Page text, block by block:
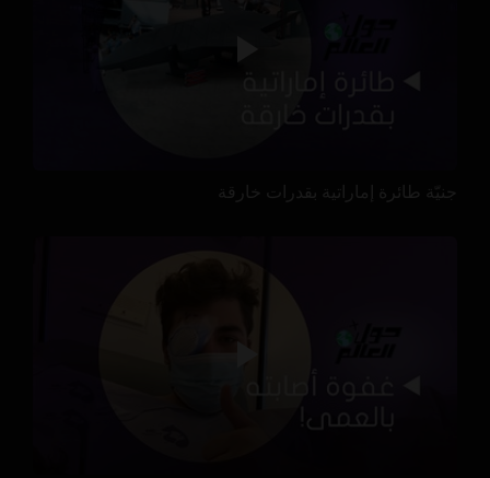
جنيّة طائرة إماراتية بقدرات خارقة